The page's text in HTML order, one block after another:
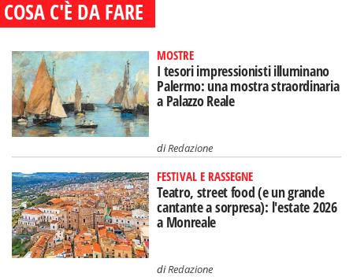
COSA C'È DA FARE
MOSTRE
I tesori impressionisti illuminano
Palermo: una mostra straordinaria
a Palazzo Reale
diRedazione
FESTIVAL E RASSEGNE
Teatro, street food (e un grande
cantante a sorpresa): l'estate 2026
a Monreale
diRedazione